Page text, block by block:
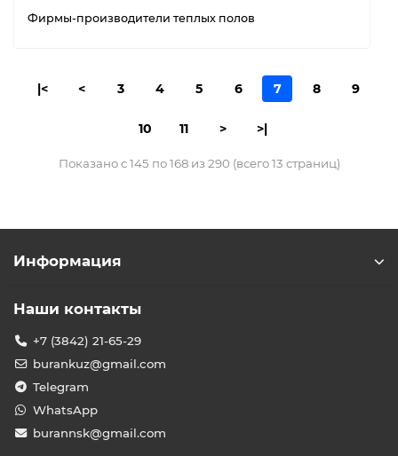
Фирмы-производители теплых полов
|< < 3 4 5 6 7 8 9
10 11 > >|
Показано с 145 по 168 из 290 (всего 13 страниц)
Информация
Наши контакты
+7 (3842) 21-65-29
burankuz@gmail.com
Telegram
WhatsApp
burannsk@gmail.com